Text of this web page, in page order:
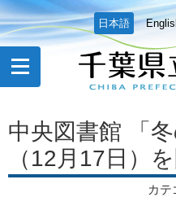
日本語
中央図書館 「
（12月17日）
カテ